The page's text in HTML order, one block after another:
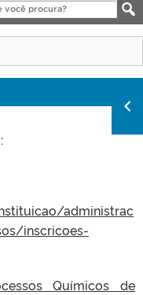
Canais
administrac
inscricoes-
Químicos de